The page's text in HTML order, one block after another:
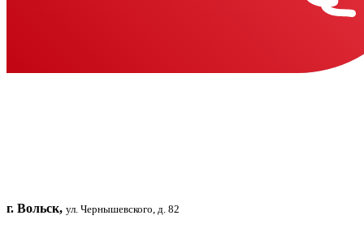
г. Вольск, ул. Чернышевского, д. 82